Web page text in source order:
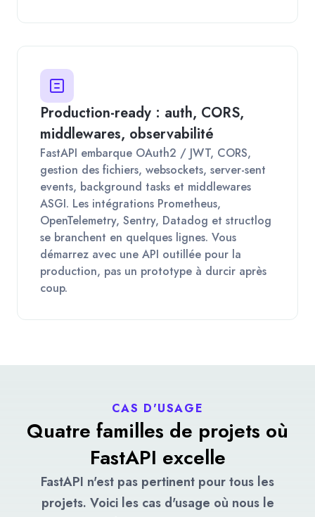
Production-ready : auth, CORS,
middlewares, observabilité
FastAPI embarque OAuth2 / JWT, CORS,
gestion des fichiers, websockets, server-sent
events, background tasks et middlewares
ASGI. Les intégrations Prometheus,
OpenTelemetry, Sentry, Datadog et structlog
se branchent en quelques lignes. Vous
démarrez avec une API outillée pour la
production, pas un prototype à durcir après
coup.
CAS D'USAGE
Quatre familles de projets où
FastAPI excelle
FastAPI n'est pas pertinent pour tous les
projets. Voici les cas d'usage où nous le